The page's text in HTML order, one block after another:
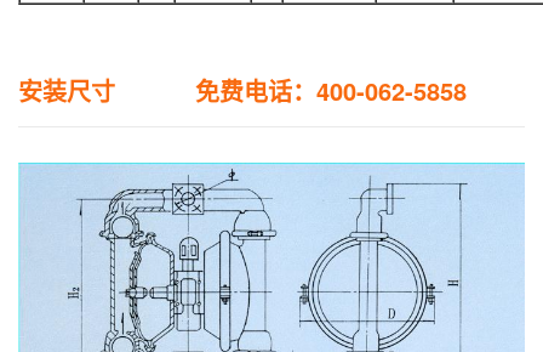
安装尺寸 免费电话：400-062-5858